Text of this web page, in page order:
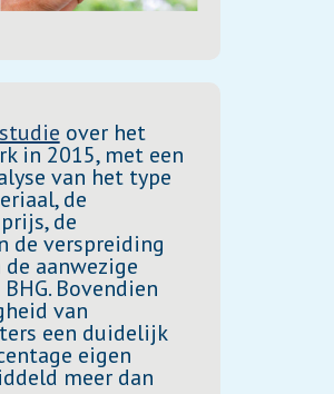
studie over het
in 2015, met een
van het type
de
de
de verspreiding
aanwezige
Bovendien
van
een duidelijk
eigen
meer dan